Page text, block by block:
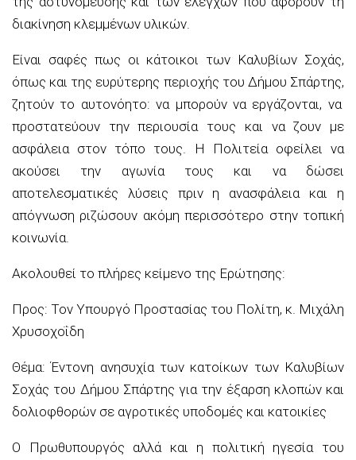
διακίνηση κλεμμένων υλικών.
Είναι σαφές πως οι κάτοικοι των Καλυβίων Σοχάς,
όπως και της ευρύτερης περιοχής του Δήμου Σπάρτης,
ζητούν το αυτονόητο: να μπορούν να εργάζονται, να
προστατεύουν την περιουσία τους και να ζουν με
ασφάλεια στον τόπο τους. Η Πολιτεία οφείλει να
ακούσει την αγωνία τους και να δώσει
αποτελεσματικές λύσεις πριν η ανασφάλεια και η
απόγνωση ριζώσουν ακόμη περισσότερο στην τοπική
κοινωνία.
Ακολουθεί το πλήρες κείμενο της Ερώτησης:
Προς: Τον Υπουργό Προστασίας του Πολίτη, κ. Μιχάλη
Χρυσοχοΐδη
Θέμα: Έντονη ανησυχία των κατοίκων των Καλυβίων
Σοχάς του Δήμου Σπάρτης για την έξαρση κλοπών και
δολιοφθορών σε αγροτικές υποδομές και κατοικίες
Ο Πρωθυπουργός αλλά και η πολιτική ηγεσία του